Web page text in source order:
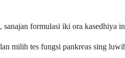
formulasi iki ora
milih tes fungsi pankreas sing